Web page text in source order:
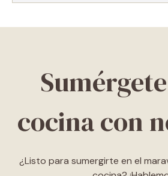
cocina con
¿Listo para sumergirte en el